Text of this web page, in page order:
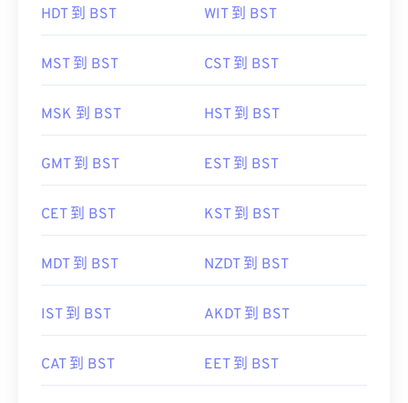
HDT 到 BST WIT 到 BST
MST 到 BST CST 到 BST
MSK 到 BST HST 到 BST
GMT 到 BST EST 到 BST
CET 到 BST KST 到 BST
MDT 到 BST NZDT 到 BST
IST 到 BST AKDT 到 BST
CAT 到 BST EET 到 BST